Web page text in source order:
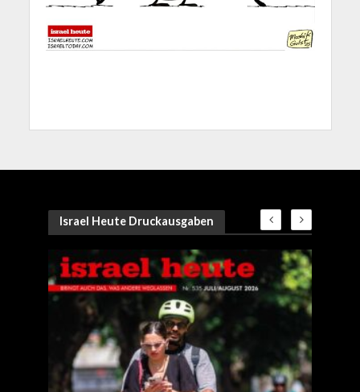
Israel Heute Druckausgaben